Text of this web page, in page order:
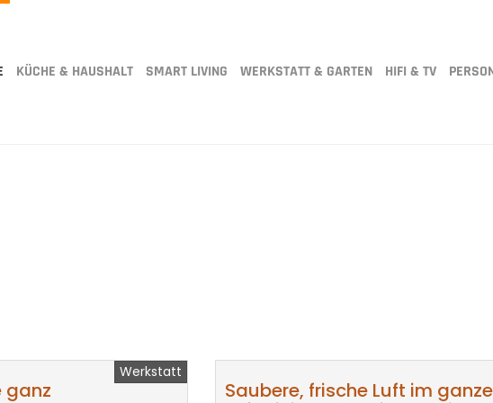
KÜCHE & HAUSHALT SMART LIVING WERKSTATT & GARTEN HIFI & TV
Werkstatt
ganz Saubere, frische Luft im